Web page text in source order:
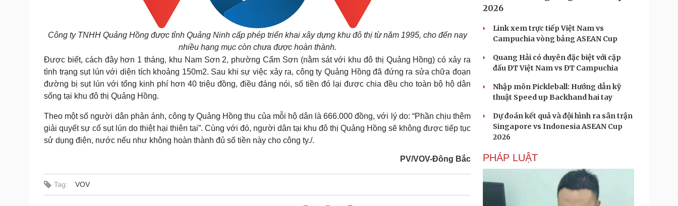
Công ty TNHH Quảng Hồng được tỉnh Quảng Ninh cấp phép triển khai xây dựng khu đô thị từ năm 1995, cho đến nay
nhiều hạng mục còn chưa được hoàn thành.
Được biết, cách đây hơn 1 tháng, khu Nam Sơn 2, phường Cẩm Sơn (nằm sát với khu đô thị Quảng Hồng) có xảy ra
tình trạng sụt lún với diện tích khoảng 150m2. Sau khi sự việc xảy ra, công ty Quảng Hồng đã đứng ra sửa chữa đoạn
đường bị sụt lún với tổng kinh phí hơn 40 triệu đồng, điều đáng nói, số tiền đó lại được chia đều cho toàn bộ hộ dân
sống tại khu đô thị Quảng Hồng.
Theo một số người dân phản ánh, công ty Quảng Hồng thu của mỗi hộ dân là 666.000 đồng, với lý do: “Phần chịu thêm
giải quyết sự cố sụt lún do thiệt hại thiên tai”. Cùng với đó, người dân tại khu đô thị Quảng Hồng sẽ không được tiếp tục
sử dụng điện, nước nếu như không hoàn thành đủ số tiền này cho công ty./.
PV/VOV-Đông Bắc
Tag: VOV
2026
Link xem trực tiếp Việt Nam vs
Campuchia vòng bảng ASEAN Cup
Quang Hải có duyên đặc biệt với cặp
đấu ĐT Việt Nam vs ĐT Campuchia
Nhập môn Pickleball: Hướng dẫn kỹ
thuật Speed up Backhand hai tay
Dự đoán kết quả và đội hình ra sân trận
Singapore vs Indonesia ASEAN Cup
2026
PHÁP LUẬT